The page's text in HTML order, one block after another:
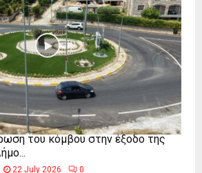
του κόμβου στην έξοδο της
22 July 2026 0